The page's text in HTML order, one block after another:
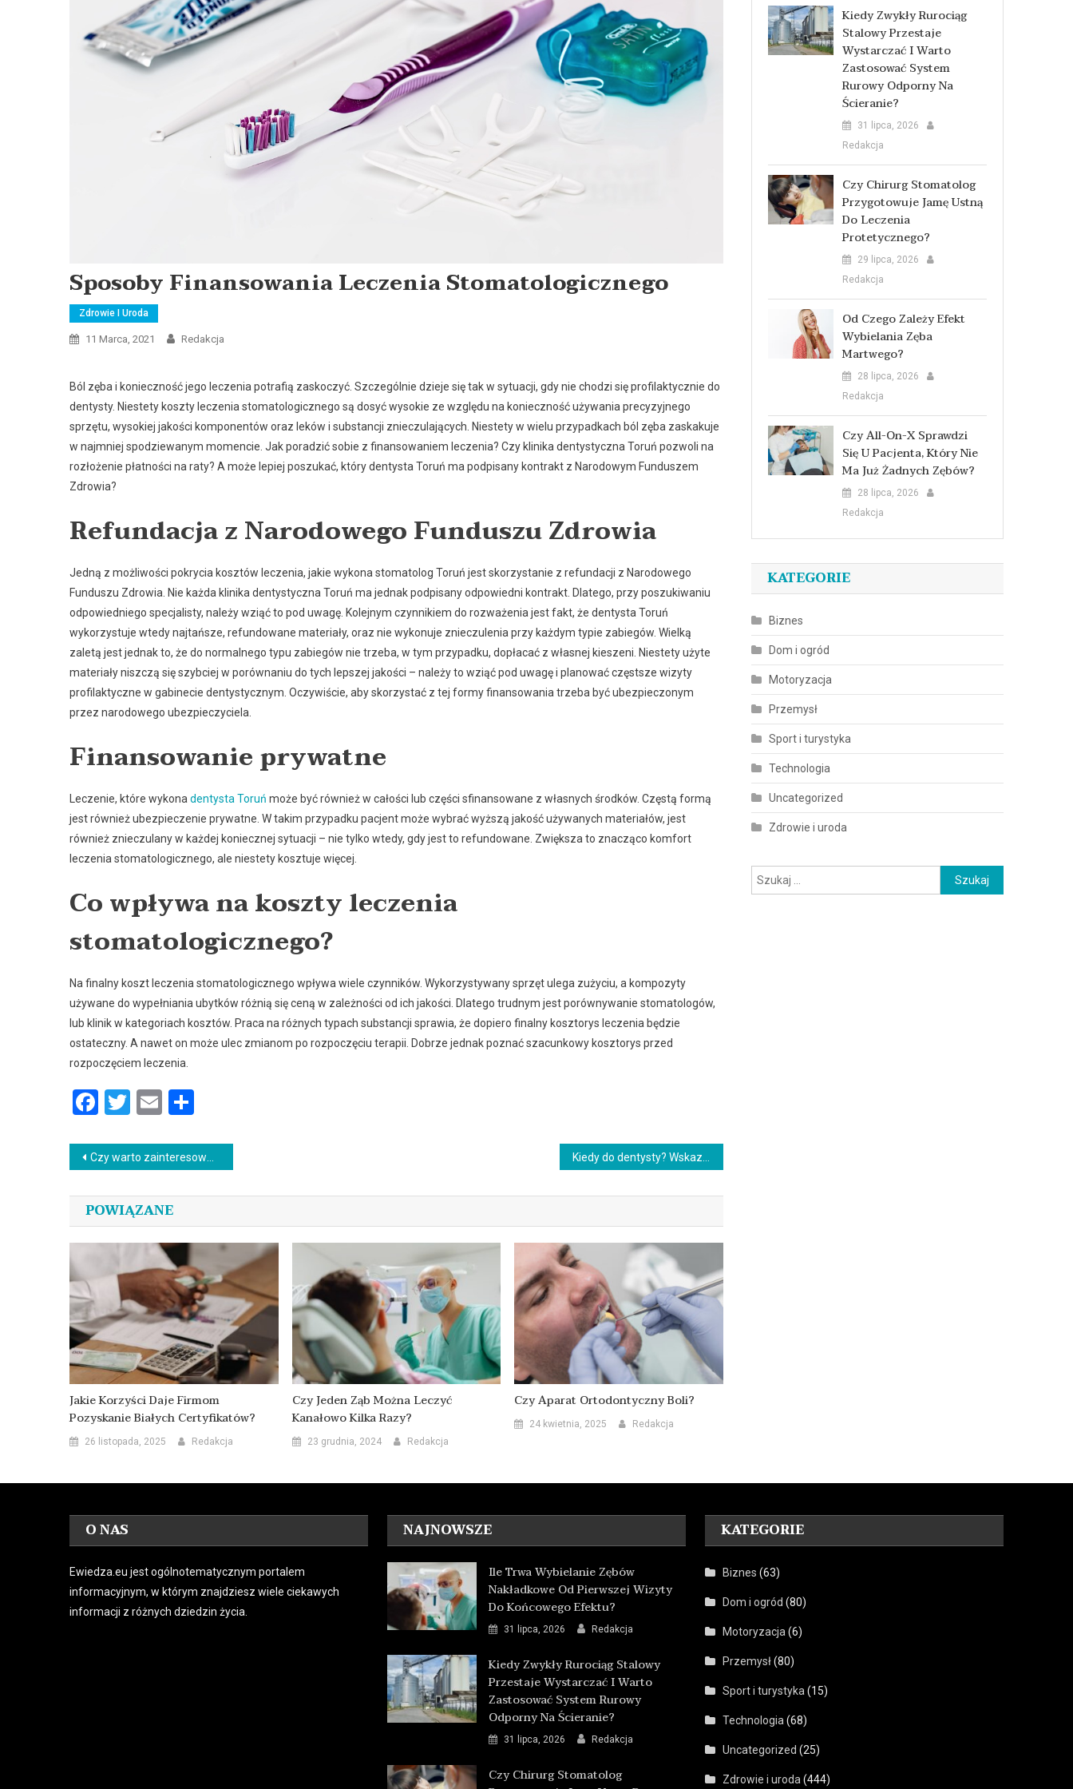
Sposoby Finansowania Leczenia Stomatologicznego
Zdrowie I Uroda
11 Marca, 2021 Redakcja
Ból zęba i konieczność jego leczenia potrafią zaskoczyć. Szczególnie dzieje się tak w sytuacji, gdy nie chodzi się profilaktycznie do
dentysty. Niestety koszty leczenia stomatologicznego są dosyć wysokie ze względu na konieczność używania precyzyjnego
sprzętu, wysokiej jakości komponentów oraz leków i substancji znieczulających. Niestety w wielu przypadkach ból zęba zaskakuje
w najmniej spodziewanym momencie. Jak poradzić sobie z finansowaniem leczenia? Czy klinika dentystyczna Toruń pozwoli na
rozłożenie płatności na raty? A może lepiej poszukać, który dentysta Toruń ma podpisany kontrakt z Narodowym Funduszem
Zdrowia?
Refundacja z Narodowego Funduszu Zdrowia
Jedną z możliwości pokrycia kosztów leczenia, jakie wykona stomatolog Toruń jest skorzystanie z refundacji z Narodowego
Funduszu Zdrowia. Nie każda klinika dentystyczna Toruń ma jednak podpisany odpowiedni kontrakt. Dlatego, przy poszukiwaniu
odpowiedniego specjalisty, należy wziąć to pod uwagę. Kolejnym czynnikiem do rozważenia jest fakt, że dentysta Toruń
wykorzystuje wtedy najtańsze, refundowane materiały, oraz nie wykonuje znieczulenia przy każdym typie zabiegów. Wielką
zaletą jest jednak to, że do normalnego typu zabiegów nie trzeba, w tym przypadku, dopłacać z własnej kieszeni. Niestety użyte
materiały niszczą się szybciej w porównaniu do tych lepszej jakości – należy to wziąć pod uwagę i planować częstsze wizyty
profilaktyczne w gabinecie dentystycznym. Oczywiście, aby skorzystać z tej formy finansowania trzeba być ubezpieczonym
przez narodowego ubezpieczyciela.
Finansowanie prywatne
Leczenie, które wykona dentysta Toruń może być również w całości lub części sfinansowane z własnych środków. Częstą formą
jest również ubezpieczenie prywatne. W takim przypadku pacjent może wybrać wyższą jakość używanych materiałów, jest
również znieczulany w każdej koniecznej sytuacji – nie tylko wtedy, gdy jest to refundowane. Zwiększa to znacząco komfort
leczenia stomatologicznego, ale niestety kosztuje więcej.
Co wpływa na koszty leczenia
stomatologicznego?
Na finalny koszt leczenia stomatologicznego wpływa wiele czynników. Wykorzystywany sprzęt ulega zużyciu, a kompozyty
używane do wypełniania ubytków różnią się ceną w zależności od ich jakości. Dlatego trudnym jest porównywanie stomatologów,
lub klinik w kategoriach kosztów. Praca na różnych typach substancji sprawia, że dopiero finalny kosztorys leczenia będzie
ostateczny. A nawet on może ulec zmianom po rozpoczęciu terapii. Dobrze jednak poznać szacunkowy kosztorys przed
rozpoczęciem leczenia.
Facebook
Twitter
Email
Nawigacja
wpisu
Czy warto zainteresować się YouTube?
POWIĄZANE
Jakie Korzyści Daje Firmom
Pozyskanie Białych Certyfikatów?
26 listopada, 2025 Redakcja
Czy Jeden Ząb Można Leczyć
Kanałowo Kilka Razy?
23 grudnia, 2024 Redakcja
Czy Aparat Ortodontyczny Boli?
24 kwietnia, 2025 Redakcja
Kiedy Zwykły Rurociąg
Stalowy Przestaje
Wystarczać I Warto
Zastosować System
Rurowy Odporny Na
Ścieranie?
31 lipca, 2026
Redakcja
Czy Chirurg Stomatolog
Przygotowuje Jamę Ustną
Do Leczenia
Protetycznego?
29 lipca, 2026
Redakcja
Od Czego Zależy Efekt
Wybielania Zęba
Martwego?
28 lipca, 2026
Redakcja
Czy All-On-X Sprawdzi
Się U Pacjenta, Który Nie
Ma Już Żadnych Zębów?
28 lipca, 2026
Redakcja
KATEGORIE
Biznes
Dom i ogród
Motoryzacja
Przemysł
Sport i turystyka
Technologia
Uncategorized
Zdrowie i uroda
Szukaj:
O NAS
Ewiedza.eu jest ogólnotematycznym portalem
informacyjnym, w którym znajdziesz wiele ciekawych
informacji z różnych dziedzin życia.
NAJNOWSZE
Ile Trwa Wybielanie Zębów
Nakładkowe Od Pierwszej Wizyty
Do Końcowego Efektu?
31 lipca, 2026 Redakcja
Kiedy Zwykły Rurociąg Stalowy
Przestaje Wystarczać I Warto
Zastosować System Rurowy
Odporny Na Ścieranie?
31 lipca, 2026 Redakcja
Czy Chirurg Stomatolog
KATEGORIE
Biznes (63)
Dom i ogród (80)
Motoryzacja(6)
Przemysł(80)
Sport i turystyka(15)
Technologia(68)
Uncategorized (25)
Zdrowie i uroda(444)